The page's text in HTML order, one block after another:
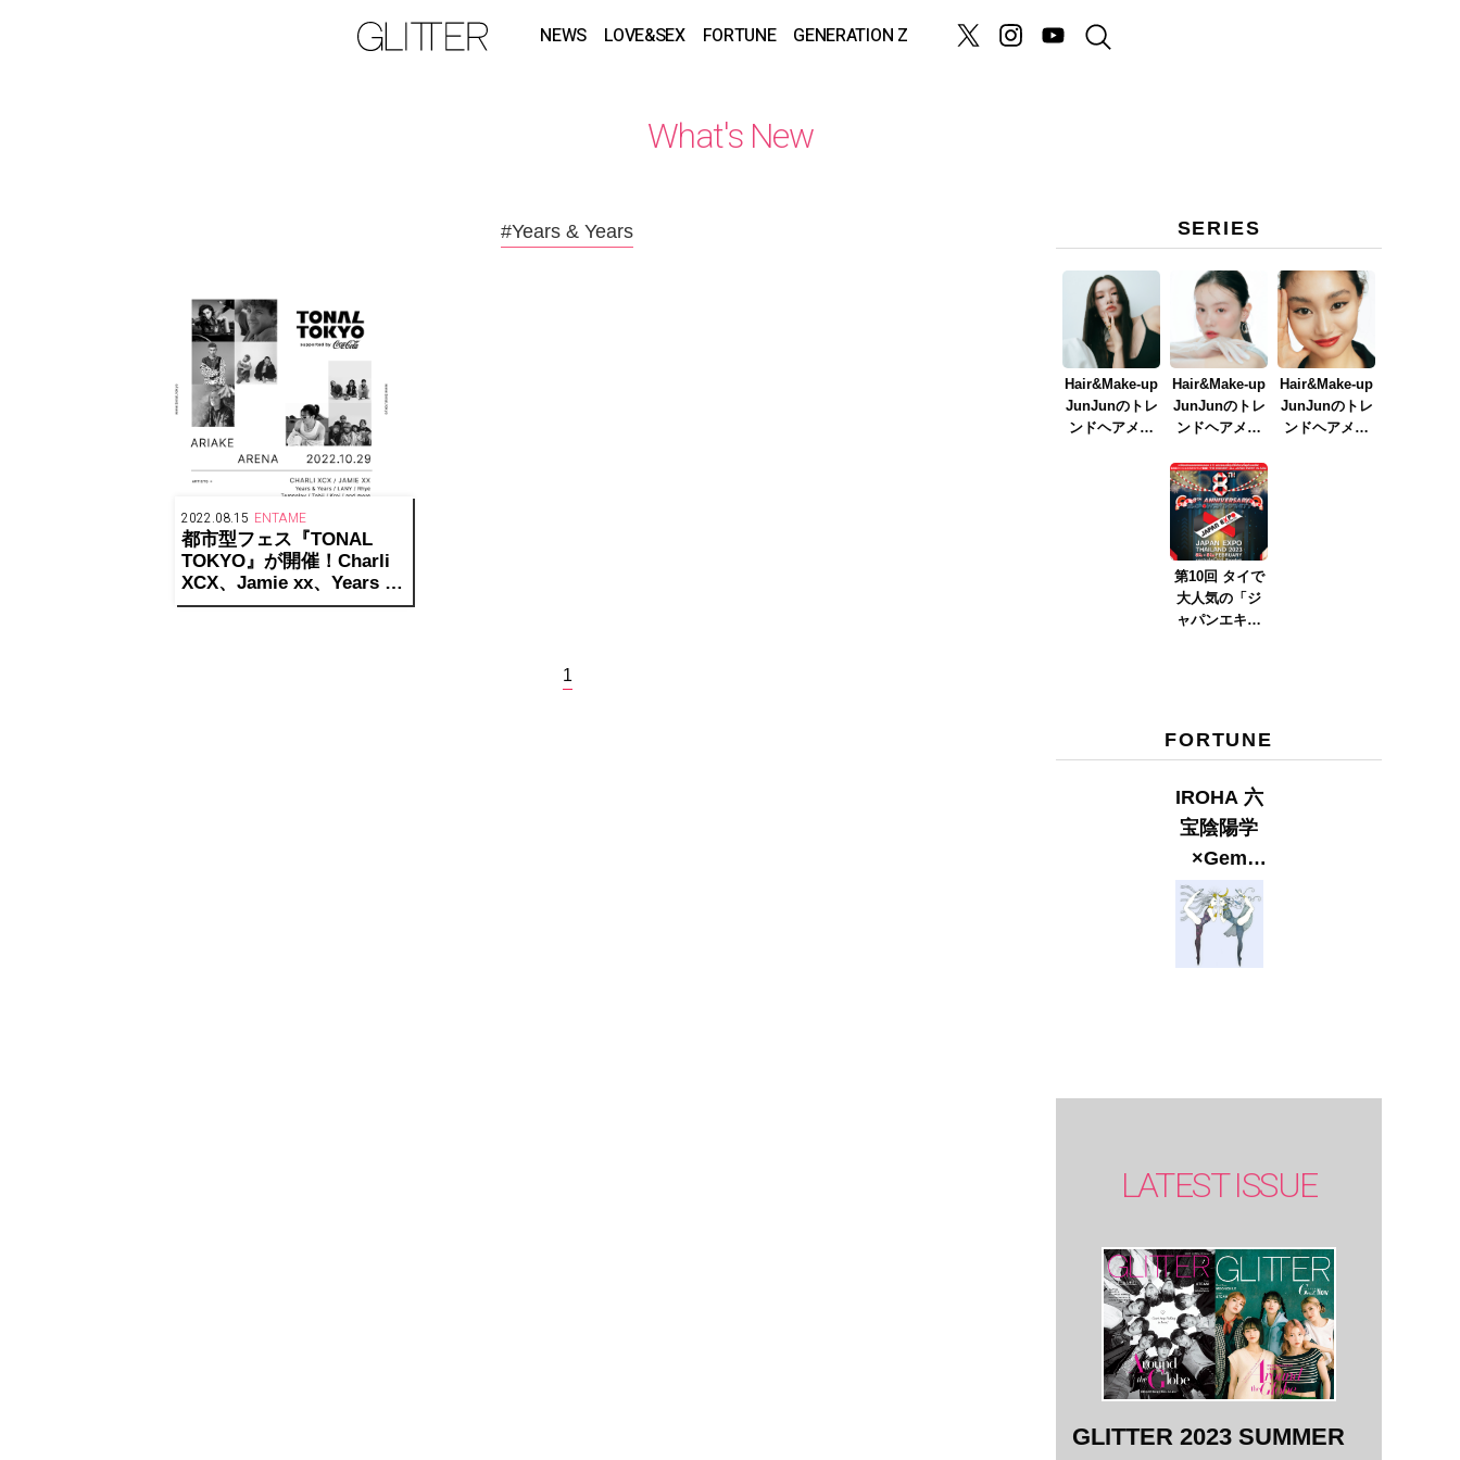
NEWS LOVE&SEX FORTUNE GENERATION Z
What's New
#Years & Years
2022.08.15 ENTAME
都市型フェス『TONAL
TOKYO』が開催！Charli
XCX、Jamie xx、Years &
Years、LANY、Rhye、
1
SERIES
Hair&Make-up
JunJunのトレ
ンドヘアメイ
Hair&Make-up
JunJunのトレ
ンドヘアメイ
イク
ver.2023』
Hair&Make-up
JunJunのトレ
ンドヘアメイ
第10回 タイで
大人気の「ジ
ャパンエキス
FORTUNE
IROHA 六
宝陰陽学
×Gem
Muse
【GLITTER
2023
LATEST ISSUE
GLITTER 2023 SUMMER